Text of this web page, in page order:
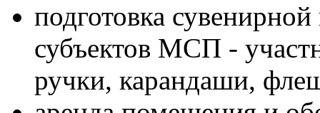
подготовка
субъектов МСП -
ручки, карандаши,